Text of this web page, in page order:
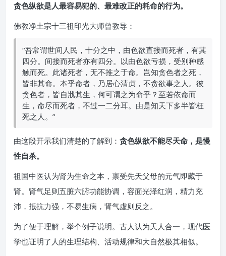
贪色纵欲是人最容易犯的、最难改正的耗命的行为。
佛教净土宗十三祖印光大师曾教导：
“吾常谓世间人民，十分之中，由色欲直接而死者，有其
四分。间接而死者亦有四分。以由色欲亏损，受别种感
触而死。此诸死者，无不推之于命。岂知贪色者之死，
皆非其命。本乎命者，乃居心清贞，不贪欲事之人。彼
贪色者，皆自戕其生，何可谓之为命乎？至若依命而
生，命尽而死者，不过一二分耳。由是知天下多半皆枉
死之人。”
由这段开示我们清楚的了解到： 贪色纵欲不能尽天命，是慢
性自杀。
祖国中医认为肾为生命之本，禀受先天父母的元气即藏于
肾。肾气足则五脏六腑功能协调，容面光泽红润，精力充
沛，抵抗力强，不易生病，肾气虚则反之。
为了便于理解，举个例子说明。古人认为天人合一，现代医
学也证明了人的生理结构、活动规律和大自然极其相似。